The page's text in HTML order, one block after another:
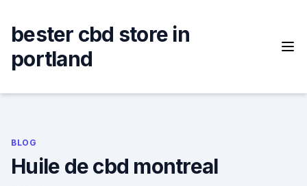
content
bester cbd store in
portland
BLOG
Huile de cbd montreal